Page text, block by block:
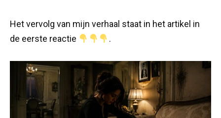
Het vervolg van mijn verhaal staat in het artikel in
de eerste reactie
.